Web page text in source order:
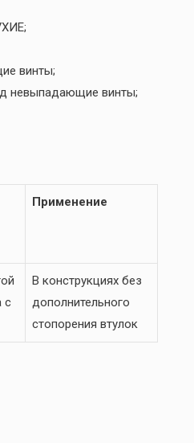
винты;
невыпадающие винты;
Применение
с
В конструкциях без
дополнительного
стопорения втулок